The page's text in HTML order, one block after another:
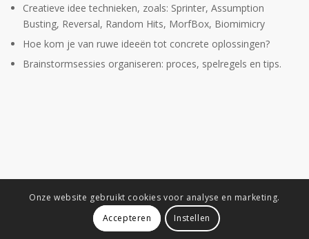
Creatieve idee technieken, zoals: Sprinter, Assumption
Busting, Reversal, Random Hits, MorfBox, Biomimicry
Hoe kom je van ruwe ideeën tot concrete oplossingen?
Brainstormsessies organiseren: proces, spelregels en tips.
Onze website gebruikt cookies voor analyse en marketing.
Accepteren
Instellen